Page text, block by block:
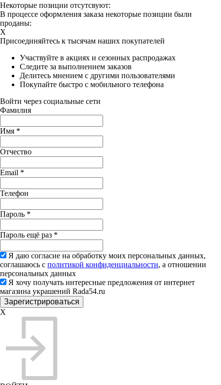
Некоторые позиции отсутсвуют:
В процессе оформления заказа некоторые позиции были
проданы:
X
Присоединяйтесь к тысячам наших покупателей
Участвуйте в акциях и сезонных распродажах
Следите за выполнением заказов
Делитесь мнением с другими пользователями
Покупайте быстро с мобильного телефона
Войти через социальные сети
Фамилия
Имя *
Отчество
Email *
Телефон
Пароль *
Пароль ещё раз *
Я даю согласие на обработку моих персональных данных,
соглашаюсь с политикой конфиденциальности, а отношении
персональных данных
Я хочу получать интересные предложения от интернет
магазина украшений Rada54.ru
X